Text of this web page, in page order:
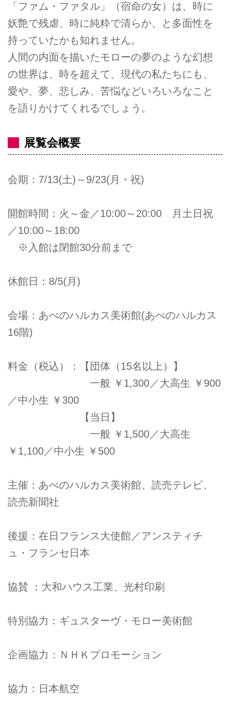
「ファム・ファタル」（宿命の女）は、時に
妖艶で残虐、時に純粋で清らか、と多面性を
持っていたかも知れません。
人間の内面を描いたモローの夢のような幻想
の世界は、時を超えて、現代の私たちにも、
愛や、夢、悲しみ、苦悩などいろいろなこと
を語りかけてくれるでしょう。
展覧会概要
会期：7/13(土)～9/23(月・祝)
開館時間：火～金／10:00～20:00 月土日祝
／10:00～18:00
※入館は閉館30分前まで
休館日：8/5(月)
会場：あべのハルカス美術館(あべのハルカス
16階)
料金（税込）：【団体（15名以上）】
一般 ￥1,300／大高生 ￥900
／中小生 ￥300
【当日】
一般 ￥1,500／大高生
￥1,100／中小生 ￥500
主催：あべのハルカス美術館、読売テレビ、
読売新聞社
後援：在日フランス大使館／アンスティチ
ュ・フランセ日本
協賛 ：大和ハウス工業、光村印刷
特別協力：ギュスターヴ・モロー美術館
企画協力：ＮＨＫプロモーション
協力：日本航空